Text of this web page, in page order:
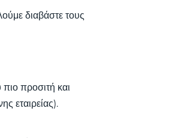
διαβάστε τους
προσιτή και
εταιρείας).